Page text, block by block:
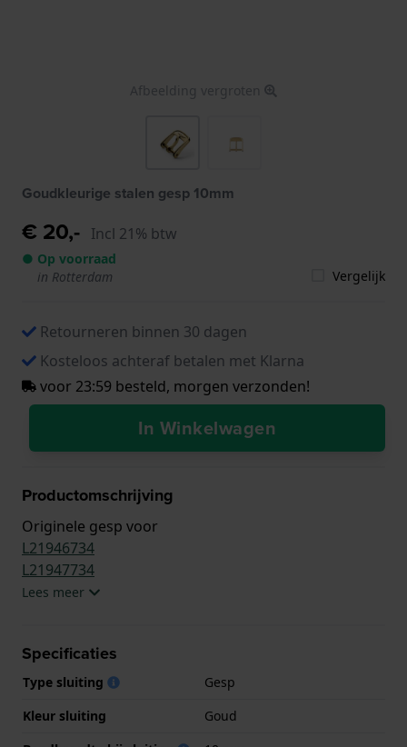
Afbeelding vergroten
Goudkleurige stalen gesp 10mm
€ 20,- Incl 21% btw
● Op voorraad
in Rotterdam
Vergelijk
Retourneren binnen 30 dagen
Kosteloos achteraf betalen met Klarna
voor 23:59 besteld, morgen verzonden!
In Winkelwagen
Productomschrijving
Originele gesp voor
L21946734
L21947734
Lees meer
Specificaties
Type sluiting
Gesp
Kleur sluiting
Goud